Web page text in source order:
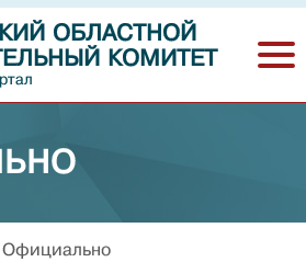
ОБЛАСТНОЙ
КОМИТЕТ
Официально